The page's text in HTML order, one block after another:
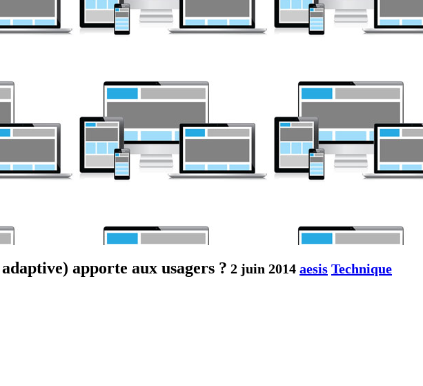
apporte aux usagers ? 2 juin 2014 aesis Technique